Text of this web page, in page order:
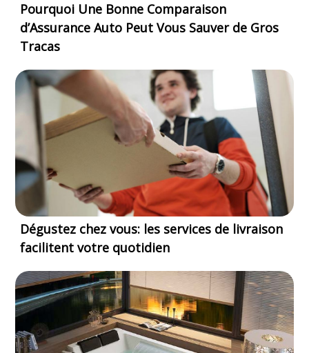
Pourquoi Une Bonne Comparaison
d’Assurance Auto Peut Vous Sauver de Gros
Tracas
Dégustez chez vous: les services de livraison
facilitent votre quotidien